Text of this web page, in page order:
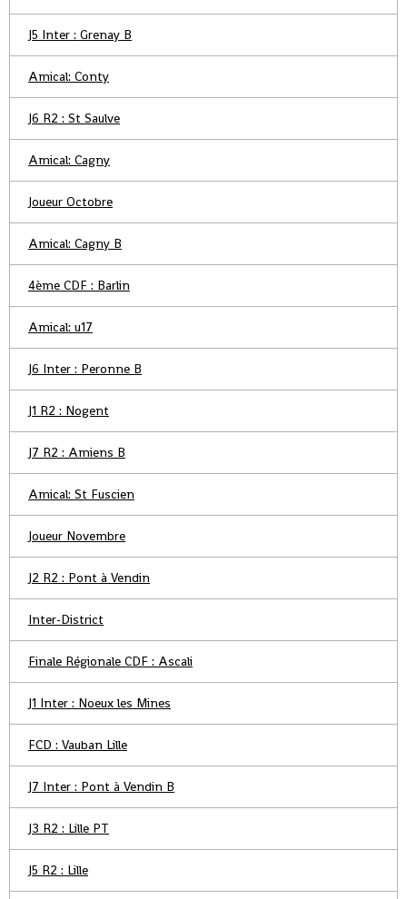
J5 Inter : Grenay B
Amical: Conty
J6 R2 : St Saulve
Amical: Cagny
Joueur Octobre
Amical: Cagny B
4ème CDF : Barlin
Amical: u17
J6 Inter : Peronne B
J1 R2 : Nogent
J7 R2 : Amiens B
Amical: St Fuscien
Joueur Novembre
J2 R2 : Pont à Vendin
Inter-District
Finale Régionale CDF : Ascali
J1 Inter : Noeux les Mines
FCD : Vauban Lille
J7 Inter : Pont à Vendin B
J3 R2 : Lille PT
J5 R2 : Lille